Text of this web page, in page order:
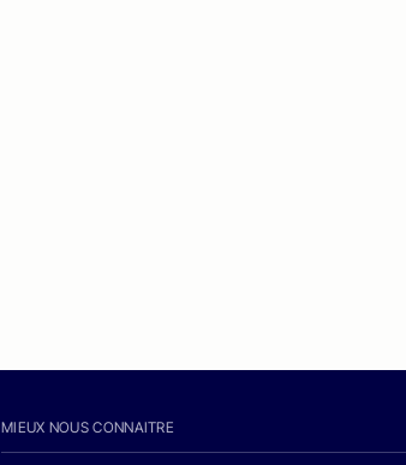
MIEUX NOUS CONNAITRE